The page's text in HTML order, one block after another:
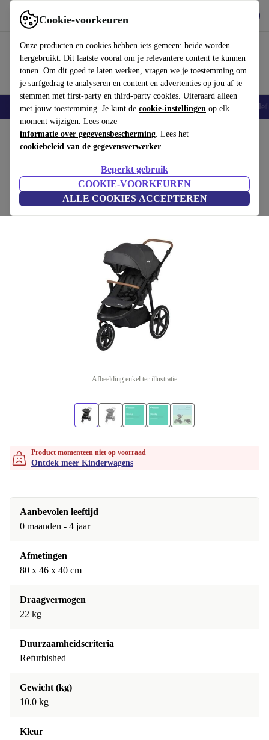
Cookie-voorkeuren
Onze producten en cookies hebben iets gemeen: beide worden
hergebruikt. Dit laatste vooral om je relevantere content te kunnen
tonen. Om dit goed te laten werken, vragen we je toestemming om
je surfgedrag te analyseren en content en advertenties op jou af te
stemmen met first-party en third-party cookies. Uiteraard alleen
met jouw toestemming. Je kunt de cookie-instellingen op elk
moment wijzigen. Lees onze
informatie over gegevensbescherming. Lees het
cookiebeleid van de gegevensverwerker.
Beperkt gebruik
COOKIE-VOORKEUREN
ALLE COOKIES ACCEPTEREN
Gebruik refurbed snel en eenvoudig
Smartphones Laptops Tablets Smartwatches Accessoires
Home Baby & kinderen Kinderwagens & Buggy's Kinderwagens
Bebeconfort Cloudy kinderwagen
zwart
(Beoordelingen worden verzameld)
Afbeelding enkel ter illustratie
Product momenteen niet op voorraad
Ontdek meer Kinderwagens
Aanbevolen leeftijd
0 maanden - 4 jaar
Afmetingen
80 x 46 x 40 cm
Draagvermogen
22 kg
Duurzaamheidscriteria
Refurbished
Gewicht (kg)
10.0 kg
Kleur